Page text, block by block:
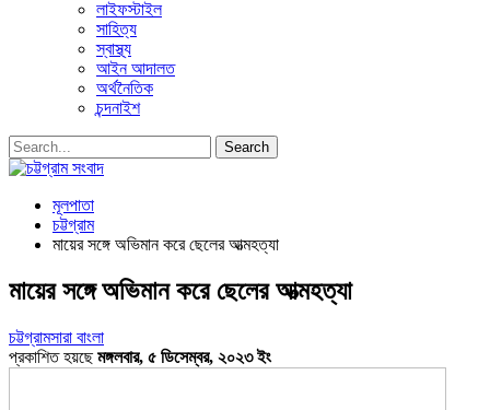
লাইফস্টাইল
সাহিত্য
স্বাস্থ্য
আইন আদালত
অর্থনৈতিক
চন্দনাইশ
মূলপাতা
চট্টগ্রাম
মায়ের সঙ্গে অভিমান করে ছেলের আত্মহত্যা
মায়ের সঙ্গে অভিমান করে ছেলের আত্মহত্যা
চট্টগ্রামসারা বাংলা
প্রকাশিত হয়ছেমঙ্গলবার, ৫ ডিসেম্বর, ২০২৩ ইং